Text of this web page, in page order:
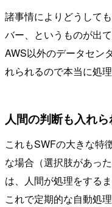
諸事情によりどうして
バー、というものが出
AWS以外のデータセン
れられるので本当に処
人間の判断も入れ
これもSWFの大きな特
な場合（選択肢があっ
は、人間が処理をする
これで定期的な自動処